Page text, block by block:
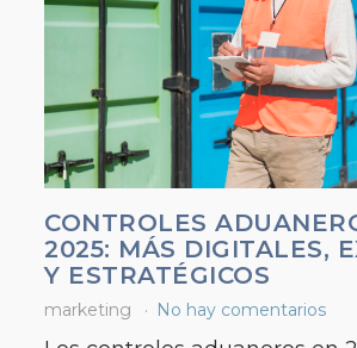
CONTROLES
2025: MÁS DIGITALES,
Y ESTRATÉGICOS
marketing No hay comentarios